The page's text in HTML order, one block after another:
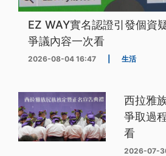
EZ WAY實名認證引發個資
爭議內容一次看
2026-08-04 16:47 生活
西拉雅
爭取過
看
2026-07-